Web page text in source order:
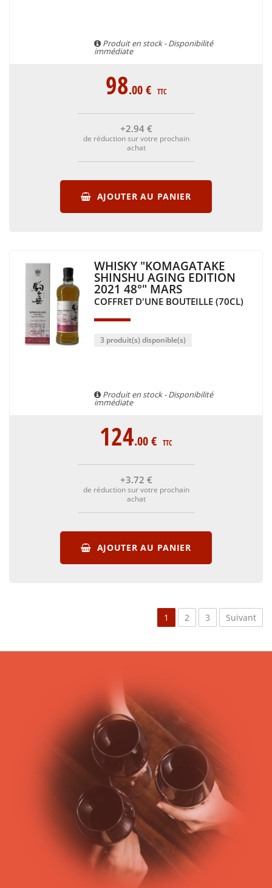
Produit en stock - Disponibilité
immédiate
98.00€ TTC
+2.94 €
de réduction sur votre prochain
achat
AJOUTER AU PANIER
WHISKY "KOMAGATAKE
SHINSHU AGING EDITION
2021 48°" MARS
COFFRET D'UNE BOUTEILLE (70CL)
3 produit(s) disponible(s)
Produit en stock - Disponibilité
immédiate
124.00€ TTC
+3.72 €
de réduction sur votre prochain
achat
AJOUTER AU PANIER
1 2 3 Suivant